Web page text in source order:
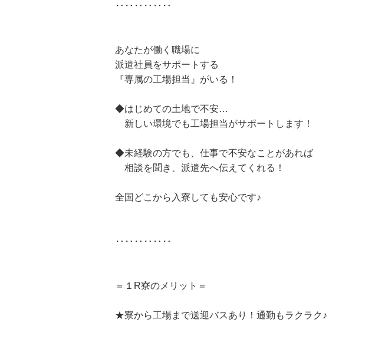
‥‥‥‥‥‥
あなたが働く職場に
派遣社員をサポートする
『専属の工場担当』がいる！
◆はじめての土地で不安…
新しい環境でも工場担当がサポートします！
◆未経験の方でも、仕事で不安なことがあれば
相談を聞き、派遣先へ伝えてくれる！
全国どこから入寮しても安心です♪
‥‥‥‥‥‥
＝１R寮のメリット＝
★寮から工場まで送迎バスあり！通勤もラクラク♪